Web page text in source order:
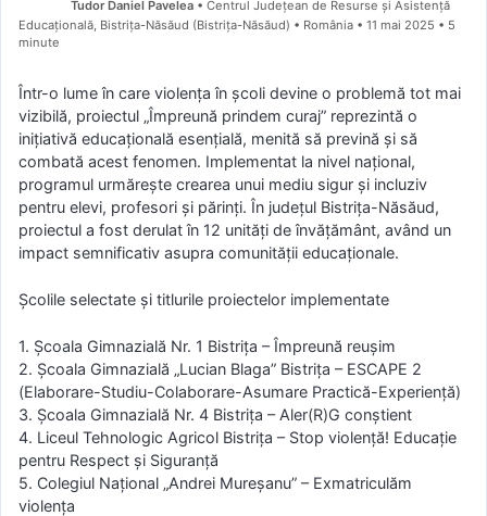
Tudor Daniel Pavelea • Centrul Județean de Resurse și Asistență
Educațională, Bistrița-Năsăud (Bistriţa-Năsăud) • România
11 mai 2025 • 5
minute
Într-o lume în care violența în școli devine o problemă tot mai
vizibilă, proiectul „Împreună prindem curaj” reprezintă o
inițiativă educațională esențială, menită să prevină și să
combată acest fenomen. Implementat la nivel național,
programul urmărește crearea unui mediu sigur și incluziv
pentru elevi, profesori și părinți. În județul Bistrița-Năsăud,
proiectul a fost derulat în 12 unități de învățământ, având un
impact semnificativ asupra comunității educaționale.
Școlile selectate și titlurile proiectelor implementate
1. Școala Gimnazială Nr. 1 Bistrița – Împreună reușim
2. Școala Gimnazială „Lucian Blaga” Bistrița – ESCAPE 2
(Elaborare-Studiu-Colaborare-Asumare Practică-Experiență)
3. Școala Gimnazială Nr. 4 Bistrița – Aler(R)G conștient
4. Liceul Tehnologic Agricol Bistrița – Stop violență! Educație
pentru Respect și Siguranță
5. Colegiul Național „Andrei Mureșanu” – Exmatriculăm
violența